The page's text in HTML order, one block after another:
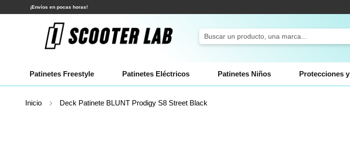
al
contenido
¡Envíos en pocas horas!
Search
Patinetes Freestyle Patinetes Eléctricos Patinetes Niños Protecciones
Inicio Deck Patinete BLUNT Prodigy S8 Street Black